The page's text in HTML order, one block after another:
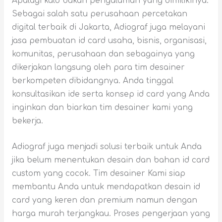
Sebagai salah satu perusahaan percetakan
digital terbaik di Jakarta, Adiograf juga melayani
jasa pembuatan id card usaha, bisnis, organisasi,
komunitas, perusahaan dan sebagainya yang
dikerjakan langsung oleh para tim desainer
berkompeten dibidangnya. Anda tinggal
konsultasikan ide serta konsep id card yang Anda
inginkan dan biarkan tim desainer kami yang
bekerja.
Adiograf juga menjadi solusi terbaik untuk Anda
jika belum menentukan desain dan bahan id card
custom yang cocok. Tim desainer Kami siap
membantu Anda untuk mendapatkan desain id
card yang keren dan premium namun dengan
harga murah terjangkau. Proses pengerjaan yang